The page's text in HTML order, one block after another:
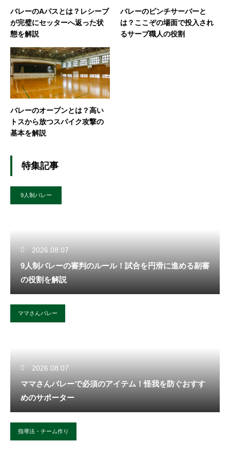
バレーのAパスとは？レシーブ
が完璧にセッターへ返った状
態を解説
バレーのピンチサーバーと
は？ここぞの場面で投入され
るサーブ職人の役割
バレーのオープンとは？高い
トスから放つスパイク攻撃の
基本を解説
特集記事
9人制バレー
2026.08.07
9人制バレーの審判のルール！試合を円滑に進める副審
の役割を解説
ママさんバレー
2026.08.07
ママさんバレーで必須のアイテム！怪我を防ぐおすす
めのサポーター
指導法・チーム作り